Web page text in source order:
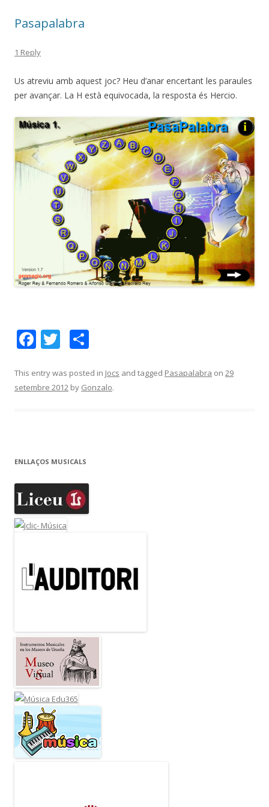
Pasapalabra
1 Reply
Us atreviu amb aquest joc? Heu d’anar encertant les paraules
per avançar. La H està equivocada, la resposta és Hercio.
F
e
b
k
T
itt
er
m
p
This entry was posted in Jocs and tagged Pasapalabra on 29
setembre 2012 by Gonzalo.
ENLLAÇOS MUSICALS